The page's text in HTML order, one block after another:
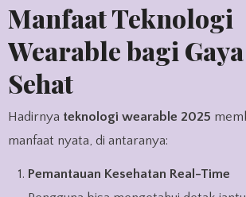
Manfaat Teknologi
Wearable bagi
Sehat
Hadirnya teknologi wearable 2025
manfaat nyata, di antaranya:
Pemantauan Kesehatan Real-Time